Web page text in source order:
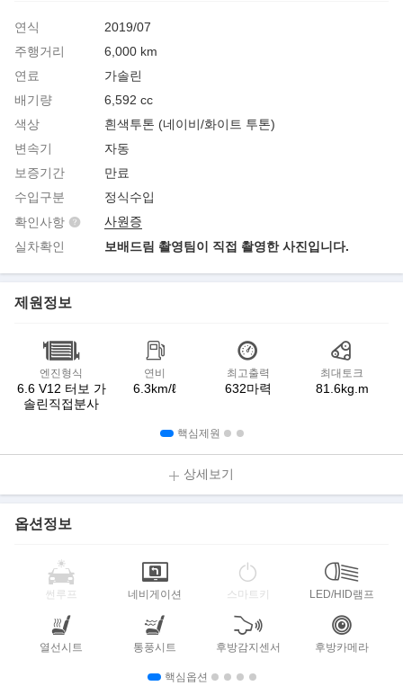
연식
2019/07
주행거리
6,000 km
연료
가솔린
배기량
6,592 cc
색상
흰색투톤 (네이비/화이트 투톤)
변속기
자동
보증기간
만료
수입구분
정식수입
확인사항
사원증
실차확인
보배드림 촬영팀이 직접 촬영한 사진입니다.
제원정보
엔진형식
6.6 V12 터보 가
솔린직접분사
연비
6.3km/ℓ
최고출력
632마력
최대토크
81.6kg.m
핵심제원
상세보기
옵션정보
썬루프 네비게이션 스마트키 LED/HID램프
열선시트 통풍시트 후방감지센서 후방카메라
핵심옵션